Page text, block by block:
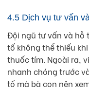
4.5 Dịch vụ tư vấn
Đội ngũ tư vấn và hỗ
tố không thể thiếu
thuốc tím. Ngoài ra,
nhanh chóng trước
tố mà bà con nên